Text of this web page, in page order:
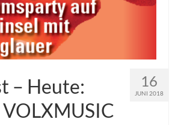
16
JUNI 2018
– Heute: